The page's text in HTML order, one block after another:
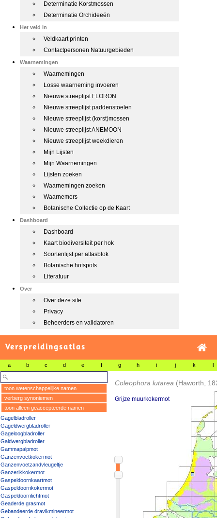
Determinatie Korstmossen
Determinatie Orchideeën
Het veld in
Veldkaart printen
Contactpersonen Natuurgebieden
Waarnemingen
Waarnemingen
Losse waarneming invoeren
Nieuwe streeplijst FLORON
Nieuwe streeplijst paddenstoelen
Nieuwe streeplijst (korst)mossen
Nieuwe streeplijst ANEMOON
Nieuwe streeplijst weekdieren
Mijn Lijsten
Mijn Waarnemingen
Lijsten zoeken
Waarnemingen zoeken
Waarnemers
Botanische Collectie op de Kaart
Dashboard
Dashboard
Kaart biodiversiteit per hok
Soortenlijst per atlasblok
Botanische hotspots
Literatuur
Over
Over deze site
Privacy
Beheerders en validatoren
Verspreidingsatlas
a b c d e f g h i j k l
toon wetenschappelijke namen
verberg synoniemen
toon alleen geaccepteerde namen
Gagelbladroller
Gageldwergbladroller
Gageloogbladroller
Galdwergbladroller
Gammapalpmot
Ganzenvoetkokermot
Ganzenvoetzandvleugeltje
Ganzerikkokermot
Gaspeldoornkaartmot
Gaspeldoornkokermot
Gaspeldoornlichtmot
Geaderde grasmot
Gebandeerde dravikmineermot
Coleophora lutarea (Haworth,
Grijze muurkokermot